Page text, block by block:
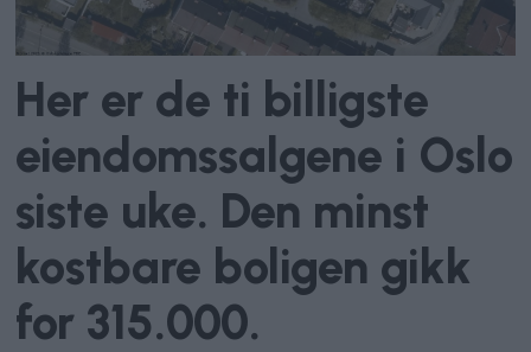
Her er de ti billigste
eiendomssalgene i Oslo
siste uke. Den minst
kostbare boligen gikk
for 315.000.